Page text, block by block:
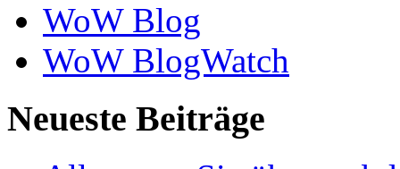
WoW Blog
WoW BlogWatch
Neueste Beiträge